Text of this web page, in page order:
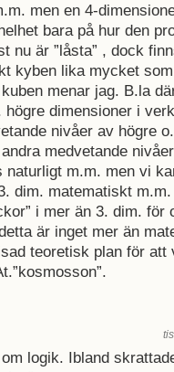
men en 4-
bara på hur den
nu är ”låsta” , dock
kyben lika mycket
menar jag. B.la
dimensioner i
nivåer av högre
medvetande
naturligt m.m. men vi
dim. matematiskt
i mer än 3. dim. för
är inget mer än
teoretisk plan för att
logik. Ibland